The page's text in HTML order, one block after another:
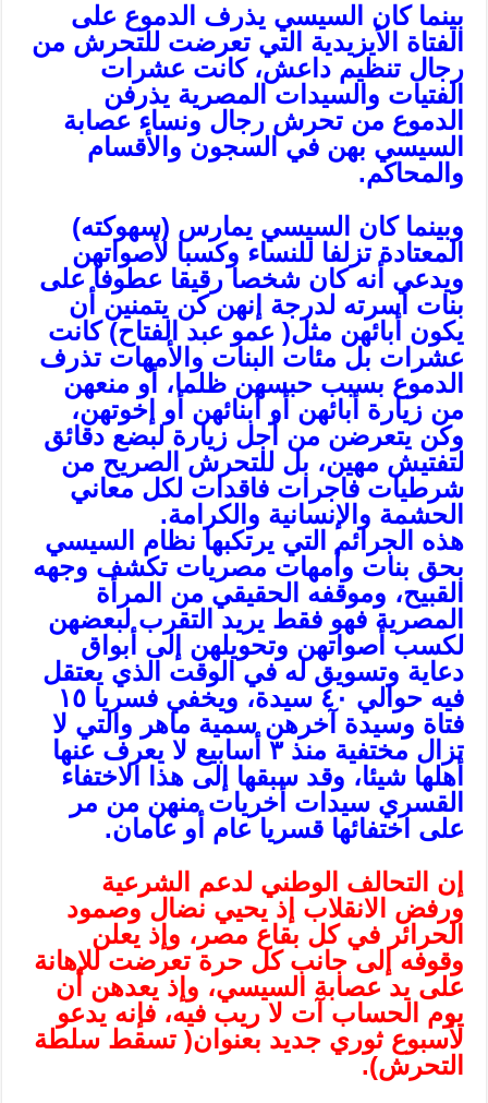
بينما كان السيسي يذرف الدموع على
الفتاة الأيزيدية التي تعرضت للتحرش من
رجال تنظيم داعش، كانت عشرات
الفتيات والسيدات المصرية يذرفن
الدموع من تحرش رجال ونساء عصابة
السيسي بهن في السجون والأقسام
والمحاكم.
وبينما كان السيسي يمارس (سهوكته)
المعتادة تزلفا للنساء وكسبا لأصواتهن
ويدعي أنه كان شخصا رقيقا عطوفا على
بنات أسرته لدرجة إنهن كن يتمنين أن
يكون أبائهن مثل( عمو عبد الفتاح) كانت
عشرات بل مئات البنات والأمهات تذرف
الدموع بسبب حبسهن ظلما، أو منعهن
من زيارة أبائهن أو أبنائهن أو إخوتهن،
وكن يتعرضن من أجل زيارة لبضع دقائق
لتفتيش مهين، بل للتحرش الصريح من
شرطيات فاجرات فاقدات لكل معاني
الحشمة والإنسانية والكرامة.
هذه الجرائم التي يرتكبها نظام السيسي
بحق بنات وأمهات مصريات تكشف وجهه
القبيح، وموقفه الحقيقي من المرأة
المصرية فهو فقط يريد التقرب لبعضهن
لكسب أصواتهن وتحويلهن إلى أبواق
دعاية وتسويق له في الوقت الذي يعتقل
فيه حوالي ٤٠ سيدة، ويخفي فسريا ١٥
فتاة وسيدة آخرهن سمية ماهر والتي لا
تزال مختفية منذ ٣ أسابيع لا يعرف عنها
أهلها شيئا، وقد سبقها إلى هذا الاختفاء
القسري سيدات أخريات منهن من مر
على اختفائها قسريا عام أو عامان.
إن التحالف الوطني لدعم الشرعية
ورفض الانقلاب إذ يحيي نضال وصمود
الحرائر في كل بقاع مصر، وإذ يعلن
وقوفه إلى جانب كل حرة تعرضت للإهانة
على يد عصابة السيسي، وإذ يعدهن أن
يوم الحساب آت لا ريب فيه، فإنه يدعو
لأسبوع ثوري جديد بعنوان( تسقط سلطة
التحرش).